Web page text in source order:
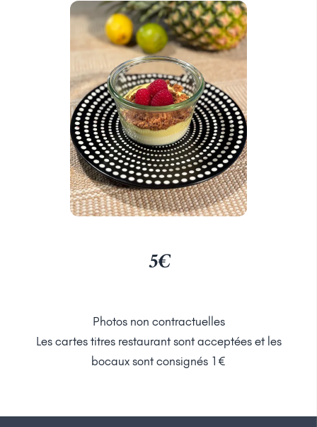
5€
Photos non contractuelles
Les cartes titres restaurant sont acceptées et les
bocaux sont consignés 1€